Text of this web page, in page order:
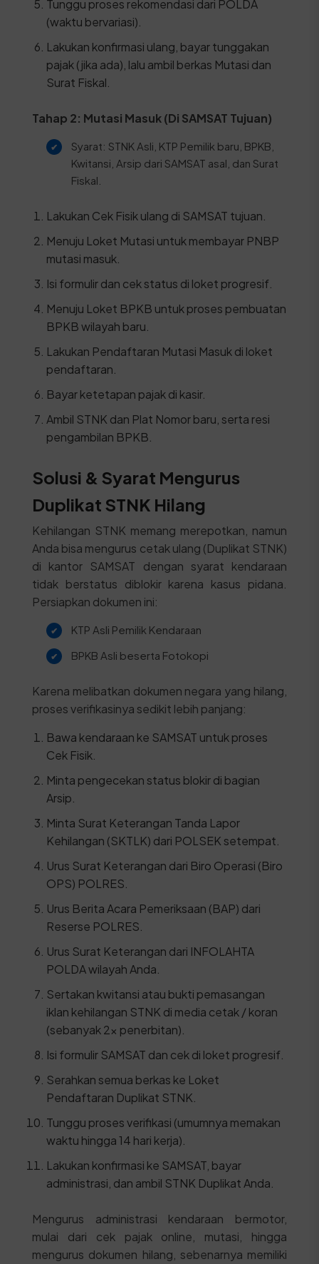
Tunggu proses rekomendasi dari POLDA
(waktu bervariasi).
Lakukan konfirmasi ulang, bayar tunggakan
pajak (jika ada), lalu ambil berkas Mutasi dan
Surat Fiskal.
Tahap 2: Mutasi Masuk (Di SAMSAT Tujuan)
Syarat: STNK Asli, KTP Pemilik baru, BPKB,
Kwitansi, Arsip dari SAMSAT asal, dan Surat
Fiskal.
Lakukan Cek Fisik ulang di SAMSAT tujuan.
Menuju Loket Mutasi untuk membayar PNBP
mutasi masuk.
Isi formulir dan cek status di loket progresif.
Menuju Loket BPKB untuk proses pembuatan
BPKB wilayah baru.
Lakukan Pendaftaran Mutasi Masuk di loket
pendaftaran.
Bayar ketetapan pajak di kasir.
Ambil STNK dan Plat Nomor baru, serta resi
pengambilan BPKB.
Solusi & Syarat Mengurus
Duplikat STNK Hilang
Kehilangan STNK memang merepotkan, namun
Anda bisa mengurus cetak ulang (Duplikat STNK)
di kantor SAMSAT dengan syarat kendaraan
tidak berstatus diblokir karena kasus pidana.
Persiapkan dokumen ini:
KTP Asli Pemilik Kendaraan
BPKB Asli beserta Fotokopi
Karena melibatkan dokumen negara yang hilang,
proses verifikasinya sedikit lebih panjang:
Bawa kendaraan ke SAMSAT untuk proses
Cek Fisik.
Minta pengecekan status blokir di bagian
Arsip.
Minta Surat Keterangan Tanda Lapor
Kehilangan (SKTLK) dari POLSEK setempat.
Urus Surat Keterangan dari Biro Operasi (Biro
OPS) POLRES.
Urus Berita Acara Pemeriksaan (BAP) dari
Reserse POLRES.
Urus Surat Keterangan dari INFOLAHTA
POLDA wilayah Anda.
Sertakan kwitansi atau bukti pemasangan
iklan kehilangan STNK di media cetak / koran
(sebanyak 2x penerbitan).
Isi formulir SAMSAT dan cek di loket progresif.
Serahkan semua berkas ke Loket
Pendaftaran Duplikat STNK.
Tunggu proses verifikasi (umumnya memakan
waktu hingga 14 hari kerja).
Lakukan konfirmasi ke SAMSAT, bayar
administrasi, dan ambil STNK Duplikat Anda.
Mengurus administrasi kendaraan bermotor,
mulai dari cek pajak online, mutasi, hingga
mengurus dokumen hilang, sebenarnya memiliki